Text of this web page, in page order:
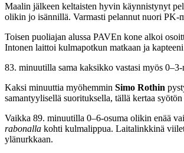
Maalin jälkeen keltaisten hyvin käynnistynyt
olikin jo isännillä. Varmasti pelannut nuori PK-
Toisen puoliajan alussa PAVEn kone alkoi
Intonen laittoi kulmapotkun matkaan ja kapteeni
83. minuutilla sama kaksikko vastasi myös
Kaksi minuuttia myöhemmin Simo Rothin
samantyylisellä suorituksella, tällä kertaa
Vaikka 89. minuutilla 0–6-osuma olikin enää
rabonalla kohti kulmalippua. Laitalinkkinä
ylänurkkaan.